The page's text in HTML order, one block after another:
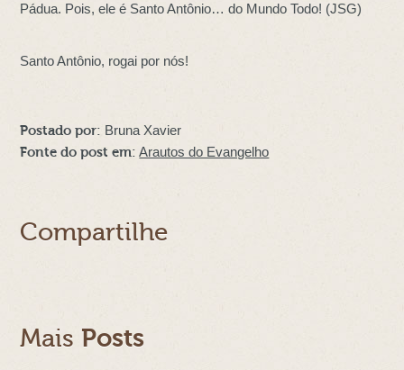
Pádua. Pois, ele é Santo Antônio… do Mundo Todo! (JSG)
Santo Antônio, rogai por nós!
Postado por: Bruna Xavier
Fonte do post em: Arautos do Evangelho
Compartilhe
Mais Posts